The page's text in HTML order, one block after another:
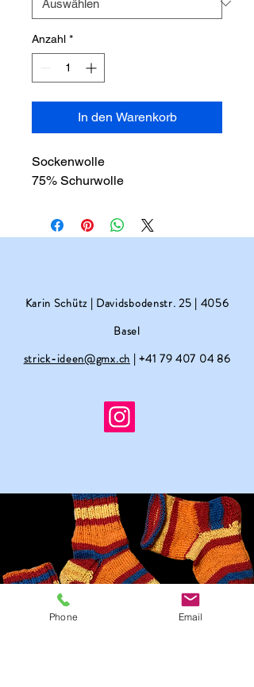
Anzahl *
In den Warenkorb
Sockenwolle
75% Schurwolle
Karin Schütz | Davidsbodenstr. 25 | 4056
Basel
strick-ideen@gmx.ch |+41 79 407 04 86
Phone Email